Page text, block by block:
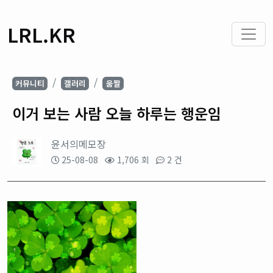
LRL.KR
커뮤니티 갤러리 움짤
이거 보는 사람 오늘 하루는 행운임
윤서의메모장
25-08-08 1,706 회 2 건